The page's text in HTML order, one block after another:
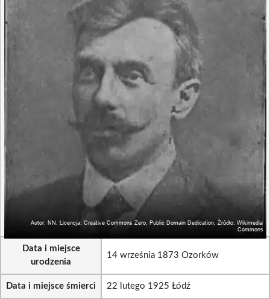
Data i miejsce
urodzenia
14 września 1873 Ozorków
Data i miejsce śmierci 22 lutego 1925 Łódź